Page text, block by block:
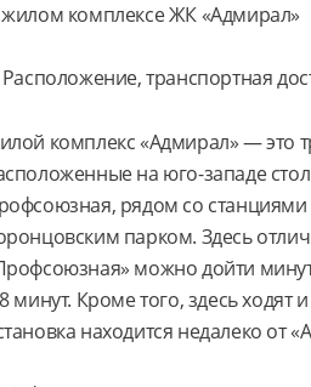
комплексе ЖК «Адмирал»
Расположение, транспортная
комплекс «Адмирал» — это
на юго-западе
рядом со
парком. Здесь
можно дойти
минут. Кроме того, здесь ходят
находится недалеко от